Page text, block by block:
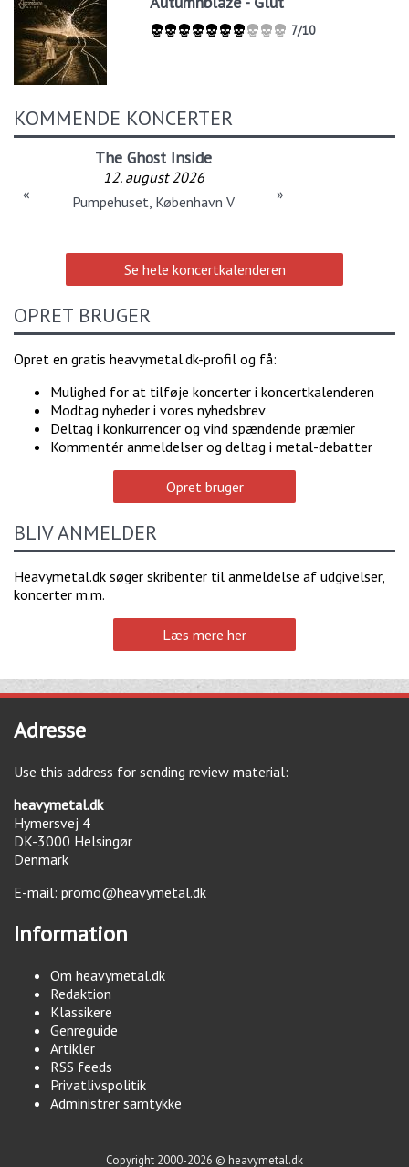
7/10
KOMMENDE KONCERTER
The Ghost Inside
12. august 2026
Pumpehuset, København V
« »
Se hele koncertkalenderen
OPRET BRUGER
Opret en gratis heavymetal.dk-profil og få:
Mulighed for at tilføje koncerter i koncertkalenderen
Modtag nyheder i vores nyhedsbrev
Deltag i konkurrencer og vind spændende præmier
Kommentér anmeldelser og deltag i metal-debatter
Opret bruger
BLIV ANMELDER
Heavymetal.dk søger skribenter til anmeldelse af udgivelser,
koncerter m.m.
Læs mere her
Adresse
Use this address for sending review material:
heavymetal.dk
Hymersvej 4
DK-3000 Helsingør
Denmark
E-mail: promo@heavymetal.dk
Information
Om heavymetal.dk
Redaktion
Klassikere
Genreguide
Artikler
RSS feeds
Privatlivspolitik
Administrer samtykke
Copyright 2000-2026 © heavymetal.dk